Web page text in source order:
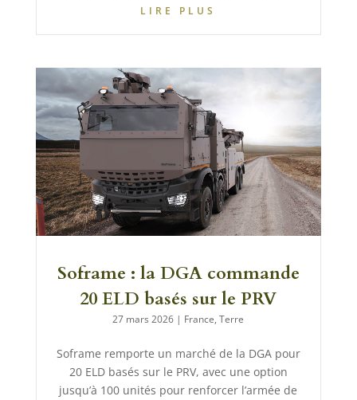
LIRE PLUS
Soframe : la DGA commande
20 ELD basés sur le PRV
27 mars 2026 | France,Terre
Soframe remporte un marché de la DGA pour
20 ELD basés sur le PRV, avec une option
jusqu’à 100 unités pour renforcer l’armée de